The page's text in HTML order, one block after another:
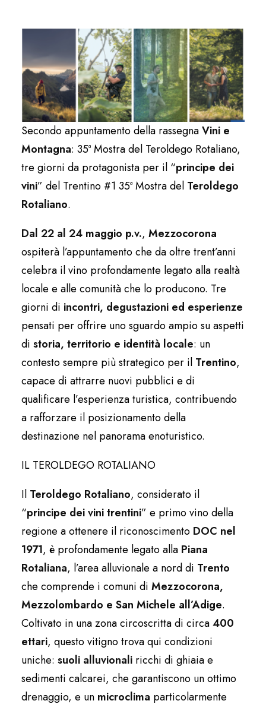
Secondo appuntamento della rassegnaVini e
Montagna: 35ª Mostra del Teroldego Rotaliano,
tre giorni da protagonista per il “principe dei
vini” del Trentino #1 35ª Mostra del Teroldego
Rotaliano.
Dal 22 al 24 maggio p.v., Mezzocorona
ospiterà l’appuntamento che da oltre trent’anni
celebra il vino profondamente legato alla realtà
locale e alle comunità che lo producono. Tre
giorni di incontri, degustazioni ed esperienze
pensati per offrire uno sguardo ampio su aspetti
di storia, territorio e identità locale: un
contesto sempre più strategico per il Trentino,
capace di attrarre nuovi pubblici e di
qualificare l’esperienza turistica, contribuendo
a rafforzare il posizionamento della
destinazione nel panorama enoturistico.
IL TEROLDEGO ROTALIANO
Il Teroldego Rotaliano, considerato il
“principe dei vini trentini” e primo vino della
regione a ottenere il riconoscimento DOC nel
1971, è profondamente legato alla Piana
Rotaliana, l’area alluvionale a nord di Trento
che comprende i comuni di Mezzocorona,
Mezzolombardo e San Michele all’Adige.
Coltivato in una zona circoscritta di circa400
ettari, questo vitigno trova qui condizioni
uniche: suoli alluvionali ricchi di ghiaia e
sedimenti calcarei, che garantiscono un ottimo
drenaggio, e un microclima particolarmente